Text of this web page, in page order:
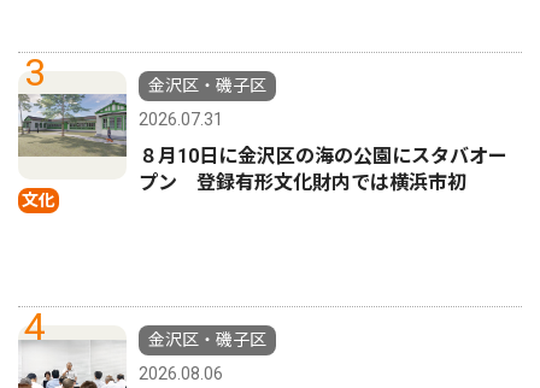
3
文化
金沢区・磯子区
2026.07.31
８月10日に金沢区の海の公園にスタバオー
プン 登録有形文化財内では横浜市初
4
金沢区・磯子区
2026.08.06